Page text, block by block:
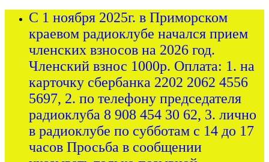
С 1 ноября 2025г. в Приморском
краевом радиоклубе начался прием
членских взносов на 2026 год.
Членский взнос 1000р. Оплата: 1. на
карточку сбербанка 2202 2062 4556
5697, 2. по телефону председателя
радиоклуба 8 908 454 30 62, 3. лично
в радиоклубе по субботам с 14 до 17
часов Просьба в сообщении